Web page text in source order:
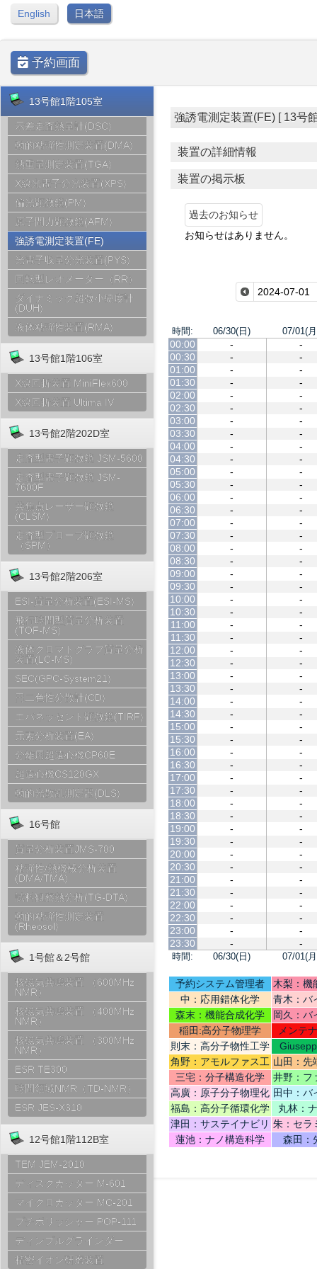
English 日本語
予約画面
13号館1階105室
示差走査熱量計(DSC)
動的粘弾性測定装置(DMA)
熱重量測定装置(TGA)
X線光電子分光装置(XPS)
偏光顕微鏡(PM)
原子間力顕微鏡(AFM)
強誘電測定装置(FE)
光電子収量分光装置(PYS)
回転型レオメーター（RR）
ダイナミック超微小硬度計
(DUH)
液体粘弾性装置(RMA)
13号館1階106室
X線回折装置 MiniFlex600
X線回折装置 Ultima IV
13号館2階202D室
走査型電子顕微鏡 JSM-5600
走査型電子顕微鏡 JSM-
7600F
共焦点レーザー顕微鏡
(CLSM)
走査型プローブ顕微鏡
（SPM）
13号館2階206室
ESI-質量分析装置(ESI-MS)
飛行時間型質量分析装置
(TOF-MS)
液体クロマトグラフ質量分析
装置(LC-MS)
SEC(GPC-System21)
円二色性分散計(CD)
エバネッセント顕微鏡(TIRF)
元素分析装置(EA)
分離用超遠心機CP60E
超遠心機CS120GX
動的光散乱測定器(DLS)
16号館
質量分析装置JMS-700
粘弾性/熱機械分析装置
(DMA/TMA)
試料観察熱分析(TG-DTA)
動的粘弾性測定装置
(Rheosol)
1号館＆2号館
核磁気共鳴装置 （600MHz
NMR）
核磁気共鳴装置 （400MHz
NMR）
核磁気共鳴装置 （300MHz
NMR）
ESR TE300
時間領域NMR（TD-NMR）
ESR JES-X310
12号館1階112B室
TEM JEM-2010
ディスクカッター M-601
マイクロカッター MC-201
プチポリッシャー POP-111
ディンプルグラインダー
精密イオン研磨装置
強誘電測定装置(FE) [ 13号
装置の詳細情報
装置の掲示板
過去のお知らせ
お知らせはありません。
時間: 06/30(日) 07/01(
時間: 06/30(日) 07/01(
00:00 -
-
00:30
-
-
01:00
-
-
01:30
-
-
02:00
-
-
02:30
-
-
03:00
-
-
03:30
-
-
04:00
-
-
04:30
-
-
05:00
-
-
05:30
-
-
06:00
-
-
06:30
-
-
07:00
-
-
07:30
-
-
08:00
-
-
08:30
-
-
09:00
-
-
09:30
-
-
10:00
-
-
10:30
-
-
11:00
-
-
11:30
-
-
12:00
-
-
12:30
-
-
13:00
-
-
13:30
-
-
14:00
-
-
14:30
-
-
15:00
-
-
15:30
-
-
16:00
-
-
16:30
-
-
17:00
-
-
17:30
-
-
18:00
-
-
18:30
-
-
19:00
-
-
19:30
-
-
20:00
-
-
20:30
-
-
21:00
-
-
21:30
-
-
22:00
-
-
22:30
-
-
23:00
-
-
23:30
- -
予約システム管理者
木梨：機
中：応用錯体化学
青木：バ
テリ
森末：機能合成化学
岡久：バ
稲田:高分子物理学
メンテ
則末：高分子物性工学
角野：アモルファス工
学
山田：先
機
三宅：分子構造化学
井野：フ
高廣：原子分子物理化
学
田中：バ
福島：高分子循環化学
丸林：
津田：サステイナビリ
ティデザイン
朱：セラ
蓮池：ナノ構造科学
森田：